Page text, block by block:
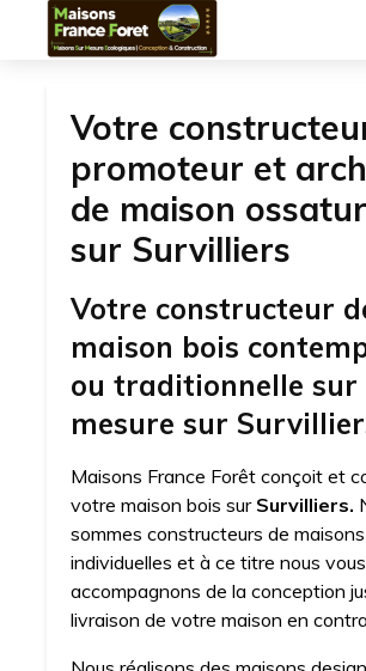
Votre
promoteur et
de maison
sur Survilliers
Votre constructeur
maison bois
ou traditionnelle sur
mesure sur
Maisons France Forêt conçoit et
votre maison bois sur Survilliers.
sommes constructeurs de maisons
individuelles et à ce titre nous vous
accompagnons de la conception
livraison de votre maison en